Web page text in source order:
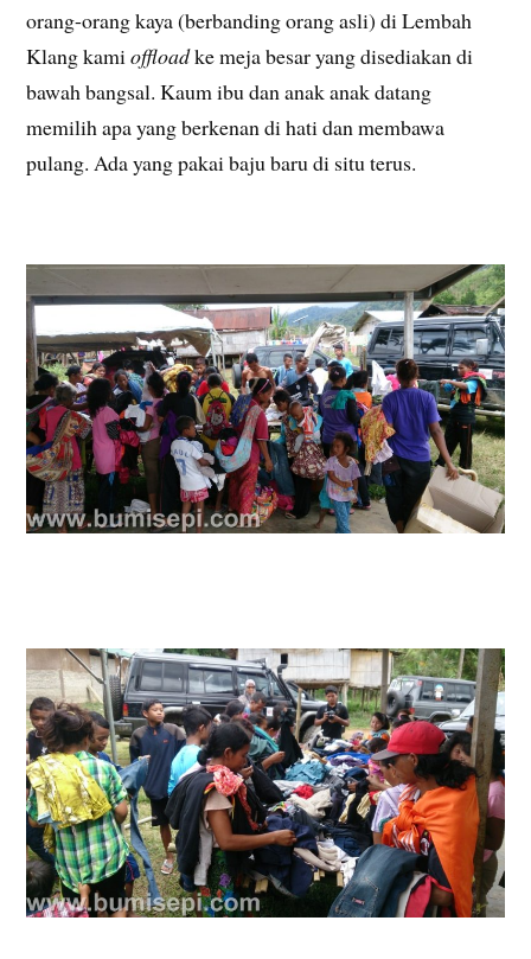
orang-orang kaya (berbanding orang asli) di Lembah
Klang kamioffloadke meja besar yang disediakan di
bawah bangsal. Kaum ibu dan anak anak datang
memilih apa yang berkenan di hati dan membawa
pulang. Ada yang pakai baju baru di situ terus.